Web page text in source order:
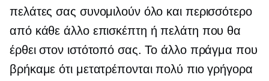
πελάτες σας συνομιλούν όλο και περισσότερο
από κάθε άλλο επισκέπτη ή πελάτη που θα
έρθει στον ιστότοπό σας. Το άλλο πράγμα που
βρήκαμε ότι μετατρέπονται πολύ πιο γρήγορα